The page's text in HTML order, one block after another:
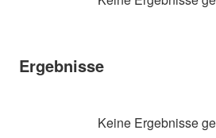
Ergebnisse
Keine Ergebnisse